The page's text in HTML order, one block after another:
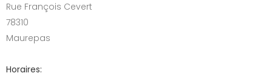
Rue François Cevert
78310
Maurepas
Horaires: